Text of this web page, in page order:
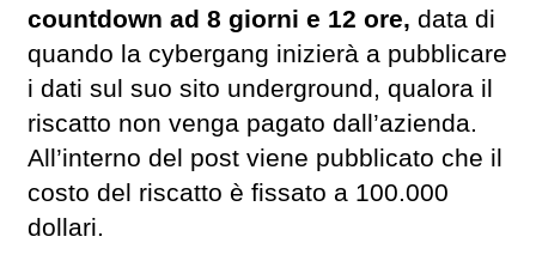
countdown ad 8 giorni e 12 ore, data di
quando la cybergang inizierà a pubblicare
i dati sul suo sito underground, qualora il
riscatto non venga pagato dall’azienda.
All’interno del post viene pubblicato che il
costo del riscatto è fissato a 100.000
dollari.